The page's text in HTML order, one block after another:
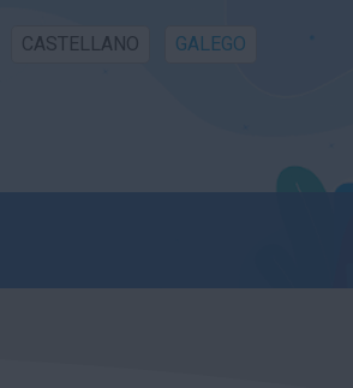
CASTELLANO GALEGO